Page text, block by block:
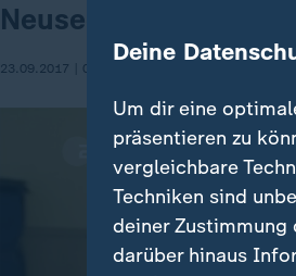
Neuseeland wählt
23.09.2017 | 08:32
Deine
Um dir eine
präsentieren zu
vergleichbare
Techniken sind
deiner
darüber hinaus